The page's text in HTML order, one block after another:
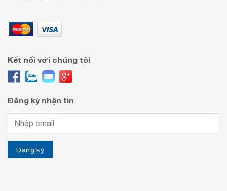
Kết nối với chúng tôi
Đăng ký nhận tin